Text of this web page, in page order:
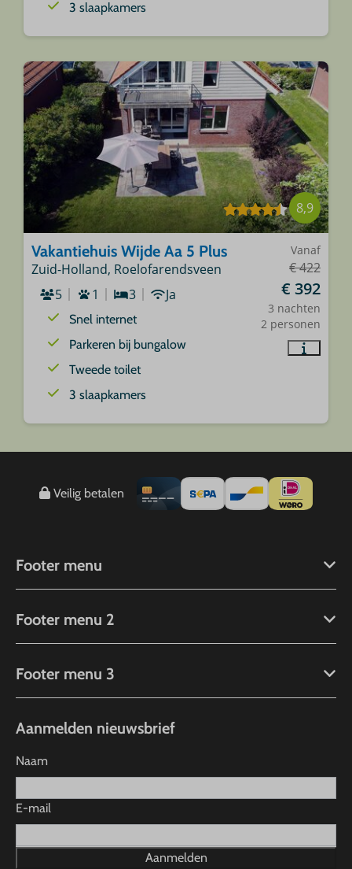
3 slaapkamers
8,9
Vanaf
€ 422
€ 392
3 nachten
2 personen
Vakantiehuis Wijde Aa 5 Plus
Zuid-Holland, Roelofarendsveen
5
1 3 Ja
Snel internet
Parkeren bij bungalow
Tweede toilet
3 slaapkamers
Veilig betalen
Footer menu
Footer menu 2
Footer menu 3
Aanmelden nieuwsbrief
Naam
E-mail
Aanmelden